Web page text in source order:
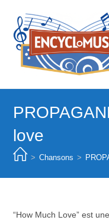
content
love
> Chansons >
“How Much Love” est